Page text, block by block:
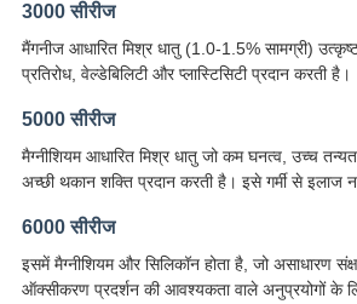
3000 सीरीज
मैंगनीज आधारित मिश्र धातु (1.0-1.5% सामग्री)
प्रतिरोध, वेल्डेबिलिटी और प्लास्टिसिटी प्रदान करती है।
5000 सीरीज
मैग्नीशियम आधारित मिश्र धातु जो कम घनत्व, उच्च
अच्छी थकान शक्ति प्रदान करती है। इसे गर्मी से इलाज
6000 सीरीज
इसमें मैग्नीशियम और सिलिकॉन होता है, जो असाधारण
ऑक्सीकरण प्रदर्शन की आवश्यकता वाले अनुप्रयोगों के